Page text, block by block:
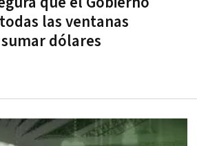
las ventanas
dólares